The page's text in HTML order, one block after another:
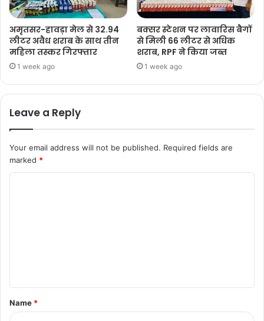
अमृतसर-हावड़ा मेल से 32.94
लीटर अवैध शराब के साथ तीन
महिला तस्कर गिरफ्तार
1 week ago
बक्सर स्टेशन पर लावारिस बैगों
से मिली 66 लीटर से अधिक
शराब, RPF ने किया जब्त
1 week ago
Leave a Reply
Your email address will not be published. Required fields are
marked *
Name *